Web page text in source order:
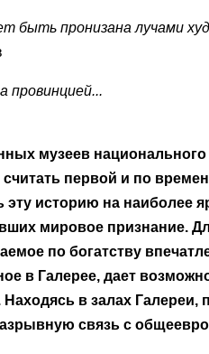
быть пронизана лучами
провинцией...
музеев национального
первой и по
эту историю на наиболее
мировое признание.
по богатству
в Галерее, дает
Находясь в залах
связь с